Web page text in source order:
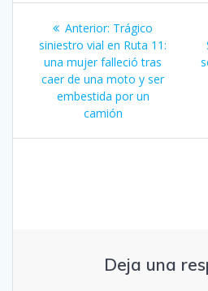
Navegación
de
entradas
Anterior: Entrada
anterior:
Trágico
siniestro vial en Ruta 11:
una mujer falleció tras
caer de una moto y ser
embestida por un
camión
Deja una